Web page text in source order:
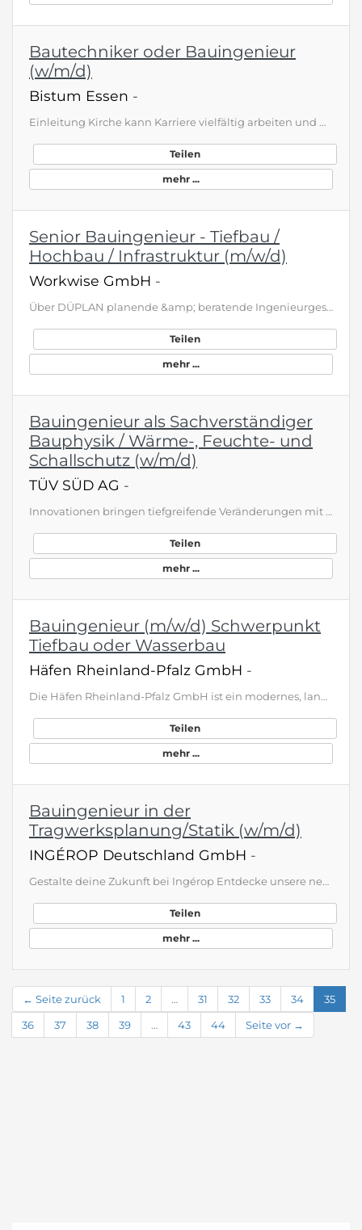
Bautechniker oder Bauingenieur
(w/m/d)
Bistum Essen -
Einleitung Kirche kann Karriere vielfältig arbeiten und wirken Als großer regionaler Arbeitgeber beschäftigt das Bistum Essen Fach- und Führungskräfte aus über 30 Berufsgruppen. Das Bistum Essen ist u. a. Träger zahlreicher Bildungseinrichtungen wie z. B. Schulen unterschiedlichster Schulformen, Einrichtungen der Jugend-, Erwachsenen- und Familienbildung, Kitas und Kultureinrichtungen. Darüber hinaus steht das Bistum Essen für zahlreiche soziale Einrichtungen in der Region. An seinem Zukunftsbi…
Teilen
mehr ...
Senior Bauingenieur - Tiefbau /
Hochbau / Infrastruktur (m/w/d)
Workwise GmbH -
Über DÜPLAN planende &amp; beratende Ingenieurgesellschft mbH Was entsteht, wenn Leidenschaft und Expertise zusammentreffen, um die Zukunft zu formen? Wir haben es uns zur Aufgabe gemacht, eine moderne Infrastruktur zu schaffen, nachhaltige Lösungen zu integrieren und lebenswerte Räume zu gestalten. Als Planer und Berater in der Infrastrukturentwicklung, Wasserwirtschaft, Verkehrsanlagenplanung und im Leitungsmanagement suchen wir dich, um gemeinsam Projekte zu realisieren. Hier leistest du einen e…
Teilen
mehr ...
Bauingenieur als Sachverständiger
Bauphysik / Wärme-, Feuchte- und
Schallschutz (w/m/d)
TÜV SÜD AG -
Innovationen bringen tiefgreifende Veränderungen mit sich und beeinflussen unser Leben in vielfältiger Weise. Bei TÜV SÜD sind wir in hohem Maße bestrebt, ein wichtiger Teil dieser Entwicklung und des Fortschritts zu sein. Wir sind von Anfang an dabei und begleiten diesen Prozess. Wir sorgen für eine sichere und nachhaltige Zukunft und schaffen Vertrauen in neue Technologien. Wir beraten, wir prüfen, wir zertifizieren. Für die Sicherheit von Menschen und der Gesellschaft fordern wir uns jeden T…
Teilen
mehr ...
Bauingenieur (m/w/d) Schwerpunkt
Tiefbau oder Wasserbau
Häfen Rheinland-Pfalz GmbH -
Die Häfen Rheinland-Pfalz GmbH ist ein modernes, landeseigenes Infrastrukturunternehmen, das die Häfen des Landes Rheinland-Pfalz betreibt und weiterentwickelt. Als Schnittstelle zwischen Wasser, Schiene und Straße tragen wir maßgeblich zur Stärkung des Wirtschaftsstandorts Rheinland-Pfalz bei. Der Schwerpunkt unserer Tätigkeit mit rund 40 Mitarbeitern liegt in der Vermarktung und Instandhaltung gewerblich-industriell nutzbarer Immobilien in unseren Hafenstandorten. Zur Verstärkung unseres Team…
Teilen
mehr ...
Bauingenieur in der
Tragwerksplanung/Statik (w/m/d)
INGÉROP Deutschland GmbH -
Gestalte deine Zukunft bei Ingérop Entdecke unsere neue Welt des Bauens. Wir, die Ingérop Deutschland GmbHund Tochtergesellschaften IBF Ingenieurgesellschaft mbH, Hyna Weiß Bauingenieure GmbH und Bollinger Fehlig Architekten BDA sind mit über 400 Mitarbeitenden an 13 Standorten in allen Bausektoren aktiv - im Städtebau, Mobilität und Transport, Wasser und Umwelt, Hochbau, Energie und Industrie. Ob groß oder klein, vor Ort oder international: In jedem Projekt können wir gemeinsam etwas bewirke…
Teilen
mehr ...
← Seite zurück 1 2 … 31 32 33 34
35
36
37 38 39 … 43 44 Seite vor →